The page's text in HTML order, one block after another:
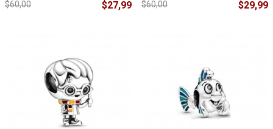
$60,00 $27,99 $60,00 $29,99